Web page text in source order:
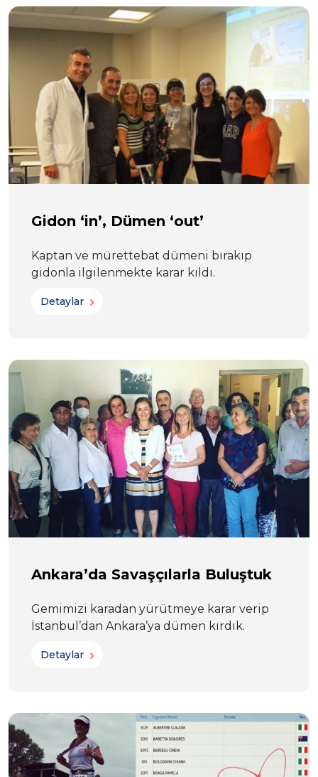
Gidon ‘in’, Dümen ‘out’
Kaptan ve mürettebat dümeni bırakıp
gidonla ilgilenmekte karar kıldı.
Detaylar
Ankara’da Savaşçılarla Buluştuk
Gemimizi karadan yürütmeye karar verip
İstanbul’dan Ankara’ya dümen kırdık.
Detaylar